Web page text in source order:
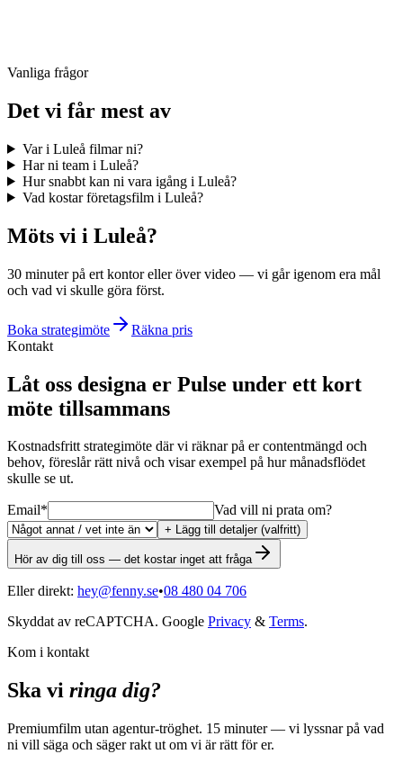
Vanliga frågor
Det vi får mest av
Var i Luleå filmar ni?
Har ni team i Luleå?
Hur snabbt kan ni vara igång i Luleå?
Vad kostar företagsfilm i Luleå?
Möts vi i Luleå?
30 minuter på ert kontor eller över video — vi går igenom era mål
och vad vi skulle göra först.
Boka strategimöte
Räkna pris
Kontakt
Låt oss designa er Pulse under ett kort
möte tillsammans
Kostnadsfritt strategimöte där vi räknar på er contentmängd och
behov, föreslår rätt nivå och visar exempel på hur månadsflödet
skulle se ut.
Email* Vad vill ni prata om?
+ Lägg till detaljer (valfritt)
Hör av dig till oss — det kostar inget att fråga
Eller direkt: hey@fenny.se•08 480 04 706
Skyddat av reCAPTCHA. Google Privacy & Terms.
Kom i kontakt
Ska vi ringa dig?
Premiumfilm utan agentur-tröghet. 15 minuter — vi lyssnar på vad
ni vill säga och säger rakt ut om vi är rätt för er.